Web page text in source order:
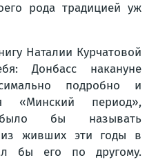
рода традицией уж
Наталии Курчатовой
Донбасс накануне
подробно и
«Минский период»,
бы называть
живших эти годы в
бы его по другому.